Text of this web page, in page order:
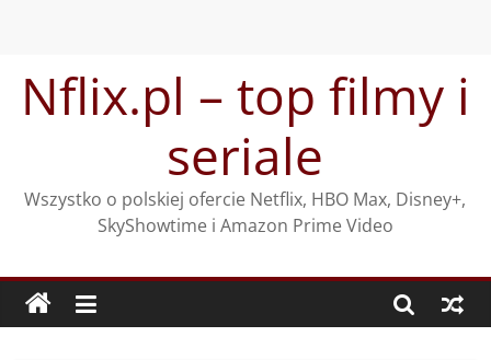
treściNflix.pl – top filmy i
seriale
Wszystko o polskiej ofercie Netflix, HBO Max, Disney+,
SkyShowtime i Amazon Prime Video